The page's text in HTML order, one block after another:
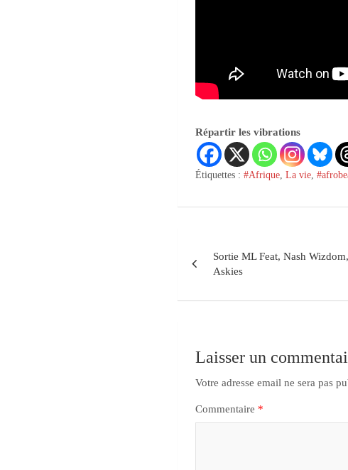
Répartir les vibrations
Étiquettes : #Afrique ,La vie ,
Sortie ML Feat, Nash
Askies
Laisser un
Votre adresse email ne sera pas
Commentaire *